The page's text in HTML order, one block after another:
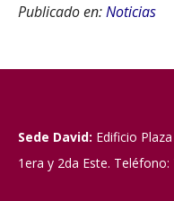
Publicado en:Noticias
Sede David: Edificio
1era y 2da Este.